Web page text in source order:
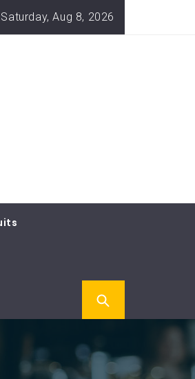
Saturday, Aug 8, 2026